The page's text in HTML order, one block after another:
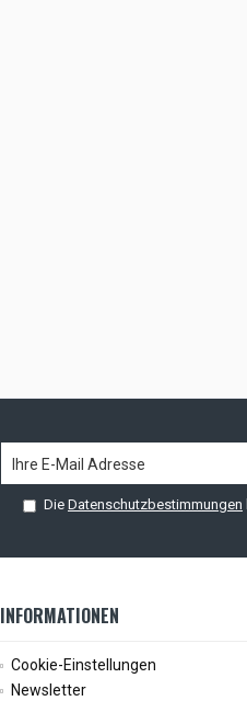
Die Datenschutzbestimmungen
INFORMATIONEN
Cookie-Einstellungen
Newsletter